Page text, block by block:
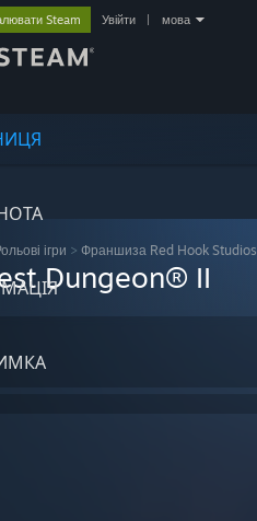
Steam Увійти мова
ігри > Франшиза Red Hook Studios
Dungeon® II